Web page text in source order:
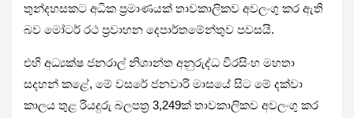
තුන්දහසකට අධික ප්‍රමාණයක් තාවකාලිකව අවලංගු කර ඇති
බව මෝටර් රථ ප්‍රවාහන දෙපාර්තමේන්තුව පවසයි.
එහි අධ්‍යක්ෂ ජනරාල් නිශාන්ත අනුරුද්ධ වීරසිංහ මහතා
සදහන් කළේ, මේ වසරේ ජනවාරි මාසයේ සිට මේ දක්වා
කාලය තුළ රියදුරු බලපත්‍ර 3,249ක් තාවකාලිකව අවලංගු කර